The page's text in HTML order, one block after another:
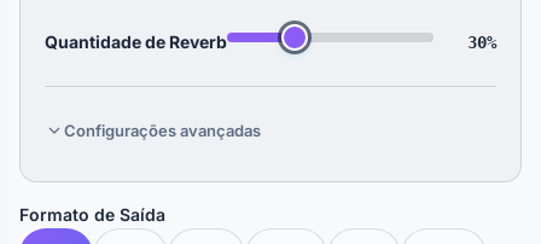
Quantidade de Reverb 30%
Configurações avançadas
Formato de Saída